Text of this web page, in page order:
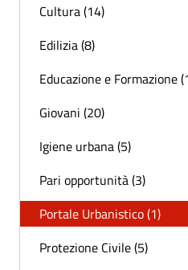
Cultura (14)
Edilizia (8)
Educazione e Formazione
Giovani (20)
Igiene urbana (5)
Pari opportunità (3)
Portale Urbanistico (1)
Protezione Civile (5)